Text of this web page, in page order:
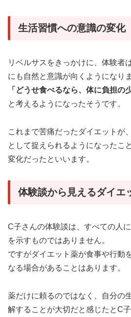
生活習慣への意識の変化
リベルサスをきっかけに、体験者
にも自然と意識が向くようになり
「どうせ食べるなら、体に負担の
と考えるようになったそうです。
これまで苦痛だったダイエットが
として捉えられるようになったこ
変化だったといいます。
体験談から見えるダイエ
C子さんの体験談は、すべての人
を示すものではありません。
ですがダイエット薬が食事や行動
なる場合があることはあります。
薬だけに頼るのではなく、自分の
解することが大切だと感じたとC